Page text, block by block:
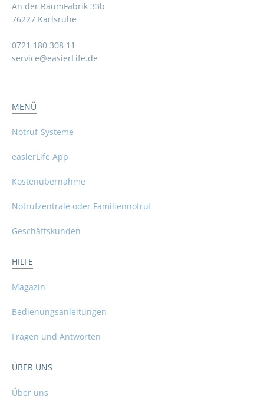
An der RaumFabrik 33b
76227 Karlsruhe
0721 180 308 11
service@easierLife.de
MENÜ
Notruf-Systeme
easierLife App
Kostenübernahme
Notrufzentrale oder Familiennotruf
Geschäftskunden
HILFE
Magazin
Bedienungsanleitungen
Fragen und Antworten
ÜBER UNS
Über uns